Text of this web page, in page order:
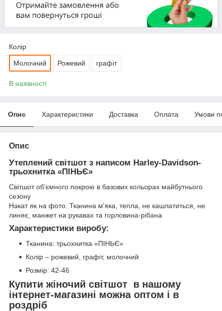
Колір
Молочний Рожевий графіт
В наявності
Опис Характеристики Доставка Оплата Умови
Опис
Утеплений світшот з написом Harley-Davidson-
трьохнитка «ПІНЬЄ»
Світшот об’ємного покрою в базових кольорах майбутнього
сезону
Накат як на фото. Тканина м'яка, тепла, не кашлатиться, не
линяє, манжет на рукавах та горловина-рібана
Характеристики виробу:
Тканина: трьохнитка «ПІНЬЄ»
Колір – рожевий, графіт, молочний
Розмір: 42-46
Купити жіночий світшот в нашому
інтернет-магазині можна оптом і в
роздріб